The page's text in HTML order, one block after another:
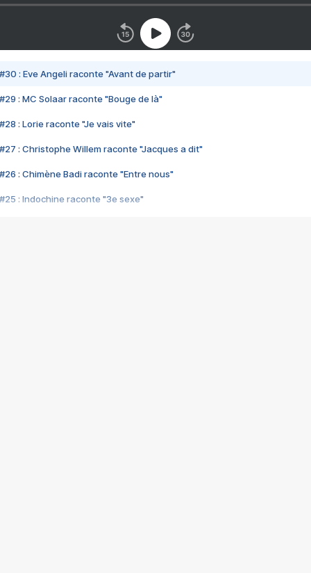
#30 : Eve Angeli raconte "Avant de partir"
#29 : MC Solaar raconte "Bouge de là"
#28 : Lorie raconte "Je vais vite"
#27 : Christophe Willem raconte "Jacques a dit"
#26 : Chimène Badi raconte "Entre nous"
#25 : Indochine raconte "3e sexe"